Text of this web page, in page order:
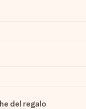
del regalo